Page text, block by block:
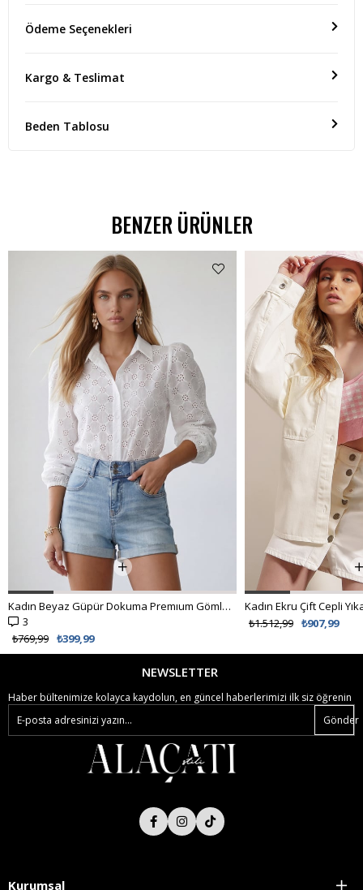
Ödeme Seçenekleri
Kargo & Teslimat
Beden Tablosu
BENZER ÜRÜNLER
Kadın Beyaz Güpür Dokuma Premıum Gömlek ALC-X4366
3
₺399,99
₺769,99
₺907,99
₺1.512,99
NEWSLETTER
Haber bültenimize kolayca kaydolun, en güncel haberlerimizi ilk siz öğrenin
Gönder
Kurumsal